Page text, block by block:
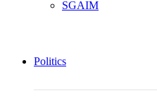
SGAIM
Politics